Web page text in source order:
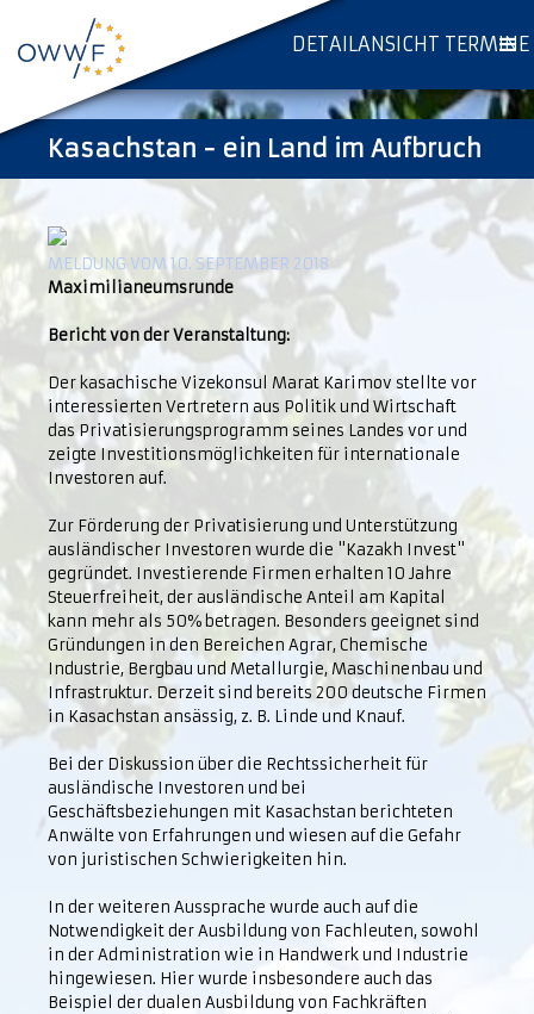
DETAILANSICHT TERMINE
Kasachstan - ein Land im Aufbruch
MELDUNG VOM 10. SEPTEMBER 2018
Maximilianeumsrunde
Bericht von der Veranstaltung:
Der kasachische Vizekonsul Marat Karimov stellte vor
interessierten Vertretern aus Politik und Wirtschaft
das Privatisierungsprogramm seines Landes vor und
zeigte Investitionsmöglichkeiten für internationale
Investoren auf.
Zur Förderung der Privatisierung und Unterstützung
ausländischer Investoren wurde die "Kazakh Invest"
gegründet. Investierende Firmen erhalten 10 Jahre
Steuerfreiheit, der ausländische Anteil am Kapital
kann mehr als 50% betragen. Besonders geeignet sind
Gründungen in den Bereichen Agrar, Chemische
Industrie, Bergbau und Metallurgie, Maschinenbau und
Infrastruktur. Derzeit sind bereits 200 deutsche Firmen
in Kasachstan ansässig, z. B. Linde und Knauf.
Bei der Diskussion über die Rechtssicherheit für
ausländische Investoren und bei
Geschäftsbeziehungen mit Kasachstan berichteten
Anwälte von Erfahrungen und wiesen auf die Gefahr
von juristischen Schwierigkeiten hin.
In der weiteren Aussprache wurde auch auf die
Notwendigkeit der Ausbildung von Fachleuten, sowohl
in der Administration wie in Handwerk und Industrie
hingewiesen. Hier wurde insbesondere auch das
Beispiel der dualen Ausbildung von Fachkräften